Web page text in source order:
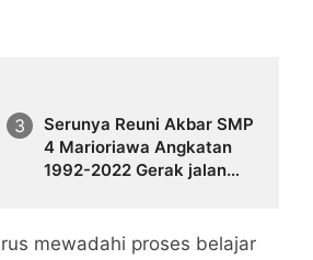
Serunya Reuni Akbar SMP
4 Marioriawa Angkatan
1992-2022 Gerak jalan
Patrols
mewadahi proses belajar